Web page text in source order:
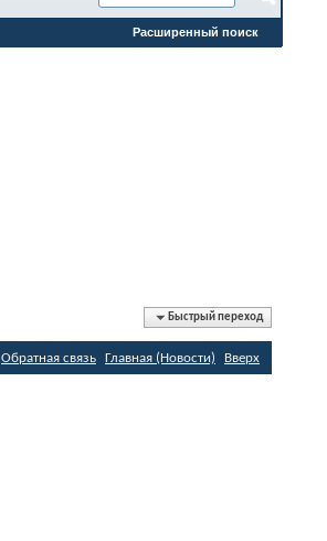
Расширенный поиск
Быстрый переход
Обратная связь Главная (Новости) Вверх